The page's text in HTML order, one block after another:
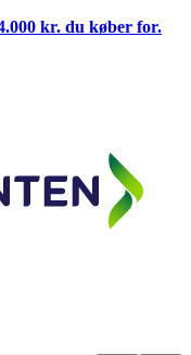
kr. du køber for.